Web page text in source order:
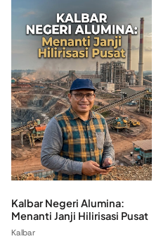
Kalbar Negeri Alumina:
Menanti Janji Hilirisasi Pusat
Kalbar